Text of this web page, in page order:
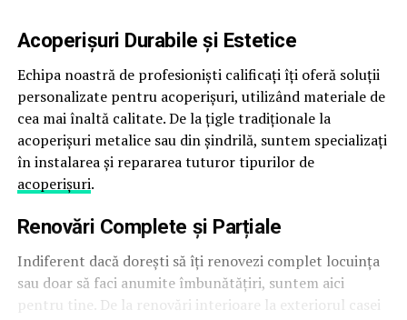
Acoperișuri Durabile și Estetice
Echipa noastră de profesioniști calificați îți oferă soluții
personalizate pentru acoperișuri, utilizând materiale de
cea mai înaltă calitate. De la țigle tradiționale la
acoperișuri metalice sau din șindrilă, suntem specializați
în instalarea și repararea tuturor tipurilor de
acoperișuri.
Renovări Complete și Parțiale
Indiferent dacă dorești să îți renovezi complet locuința
sau doar să faci anumite îmbunătățiri, suntem aici
pentru tine. De la renovări interioare la exteriorul casei